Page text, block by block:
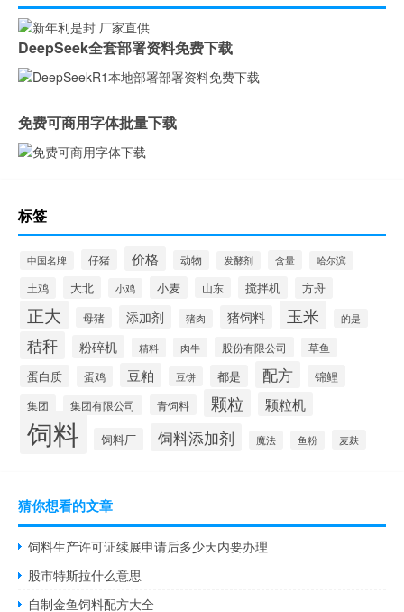
DeepSeek全套部署资料免费下载
免费可商用字体批量下载
标签
中国名牌 仔猪 价格 动物 发酵剂 含量 哈尔滨
土鸡 大北 小鸡 小麦 山东 搅拌机 方舟
正大 母猪 添加剂 猪肉 猪饲料 玉米 的是
秸秆 粉碎机 精料 肉牛 股份有限公司 草鱼
蛋白质 蛋鸡 豆粕 豆饼 都是 配方 锦鲤
集团 集团有限公司 青饲料 颗粒 颗粒机
饲料 饲料厂 饲料添加剂 魔法 鱼粉 麦麸
猜你想看的文章
饲料生产许可证续展申请后多少天内要办理
股市特斯拉什么意思
自制金鱼饲料配方大全